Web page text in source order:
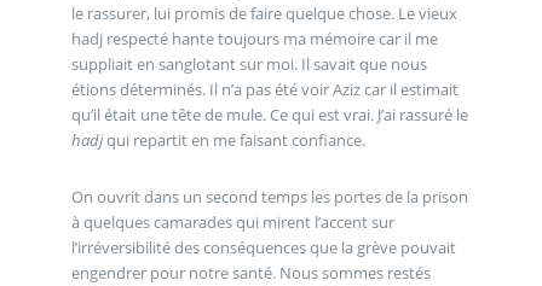
le rassurer, lui promis de faire quelque chose. Le vieux
hadj respecté hante toujours ma mémoire car il me
suppliait en sanglotant sur moi. Il savait que nous
étions déterminés. Il n’a pas été voir Aziz car il estimait
qu’il était une tête de mule. Ce qui est vrai. J’ai rassuré le
hadjqui repartit en me faisant confiance.
On ouvrit dans un second temps les portes de la prison
à quelques camarades qui mirent l’accent sur
l’irréversibilité des conséquences que la grève pouvait
engendrer pour notre santé. Nous sommes restés